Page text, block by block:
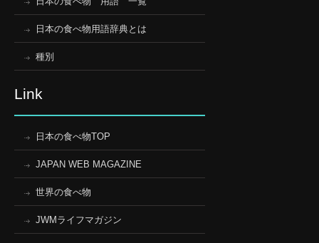
日本の食べ物用語辞典とは
種別
Link
日本の食べ物TOP
JAPAN WEB MAGAZINE
世界の食べ物
JWMライフマガジン